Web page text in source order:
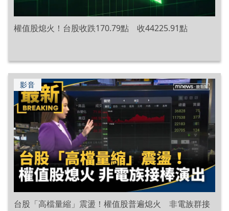
權值股熄火！台股收跌170.79點 收44225.91點
影音
台股「高檔量縮」震盪！權值股普遍熄火 非電族群接